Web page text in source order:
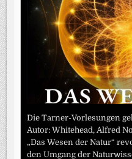
Die Tarner-Vorlesungen
Autor: Whitehead, Alfred
„Das Wesen der Natur“
den Umgang der